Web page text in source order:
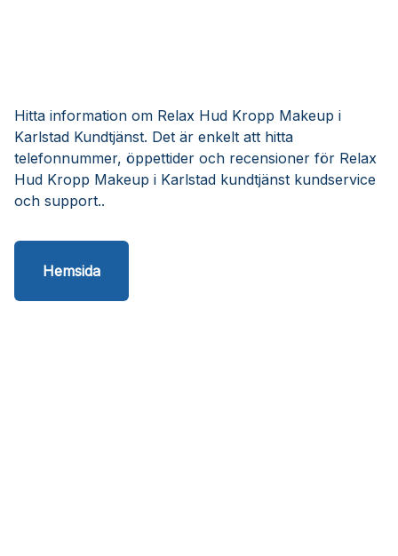
Hitta information om Relax Hud Kropp Makeup i
Karlstad Kundtjänst. Det är enkelt att hitta
telefonnummer, öppettider och recensioner för Relax
Hud Kropp Makeup i Karlstad kundtjänst kundservice
och support..
Hemsida